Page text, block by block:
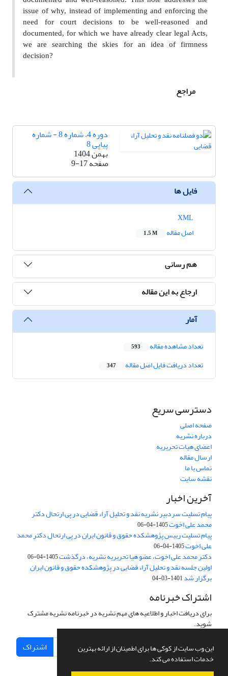
این وب سایت از کوکی ها برای اطمینان از ارائه بهترین
خدمات استفاده می کند.
issue of why, instead of implementing and enforcing the
need for court decisions to be well-reasoned and
documented, for which we have already clear legal Acts,
we are searching the skies for an idea of firmness
decision?
مراجع
دوره 4، شماره 8 - شماره
پیاپی 8
بهمن 1404
صفحه9-17
فایل ها
اصل مقاله
1.5 M
هم رسانی
ارجاع به این مقاله
آمار
تعداد مشاهده مقاله 593
تعداد دریافت فایل اصل مقاله 347
دسترسی سریع
صفحه اصلی
درباره نشریه
اعضای هیات تحریریه
ارسال مقاله
تماس با ما
نقشه سایت
آخرین اخبار
پیام تسلیت سردبیر نشریه نقد و تحلیل آراء قضایی در پی ارتحال دکتر
محمد علی اخوت1405-04-06
پیام تسلیت رییس پژوهشکده حقوق و قانون ایران در پی ارتحال دکتر محمد
علی اخوت1405-04-06
دکتر محمد علی اخوت، عضو هیا تحریریه نشریه، درگذشت1405-04-06
اولین جلسه نقد و تحلیل آراء قضایی در پژوهشکده حقوق و قانون ایران
برگزار شد1401-03-04
اشتراک خبرنامه
برای دریافت اخبار و اطلاعیه های مهم نشریه در خبرنامه نشریه مشترک
شوید.
اشتراک